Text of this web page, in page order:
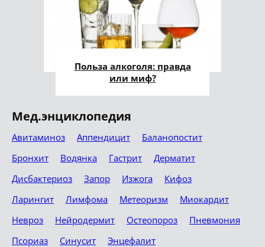
Польза алкоголя: правда
или миф?
Мед.энциклопедия
Авитаминоз Аппендицит
Баланопостит
Бронхит
Водянка Гастрит
Дерматит
Дисбактериоз
Запор Изжога
Кифоз
Ларингит
Лимфома Метеоризм
Миокардит
Невроз
Нейродермит Остеопороз
Пневмония
Псориаз
Синусит Энцефалит